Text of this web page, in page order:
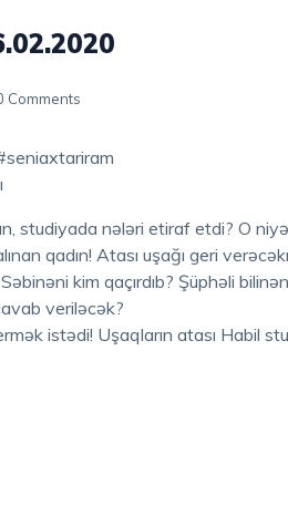
Comments
studiyada nələri etiraf etdi? O
qadın! Atası uşağı geri
kim qaçırdıb? Şüphəli
veriləcək?
istədi! Uşaqların atası Habil